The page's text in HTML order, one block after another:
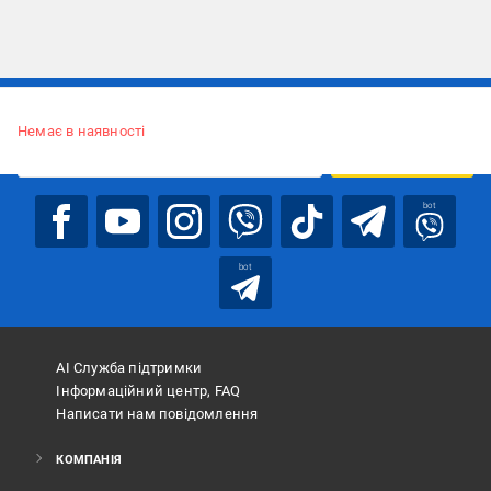
Немає в наявності
bot
bot
АІ Служба підтримки
Інформаційний центр, FAQ
Написати нам повідомлення
КОМПАНІЯ